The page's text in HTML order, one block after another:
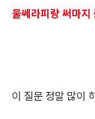
울쎄라피랑 써마지
이 질문 정말 많이